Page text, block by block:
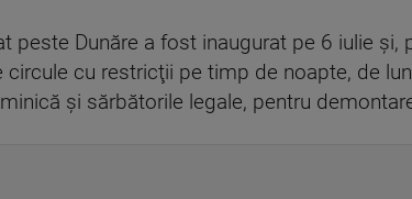
peste Dunăre a fost inaugurat pe 6 iulie
circule cu restricţii pe timp de noapte, de
şi sărbătorile legale, pentru